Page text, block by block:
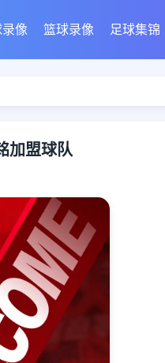
录像 篮球录像 足球集锦
加盟球队